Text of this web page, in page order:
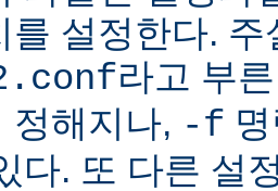
를 설정한다.
라고 부
정해지나, -f
다. 또 다른 설